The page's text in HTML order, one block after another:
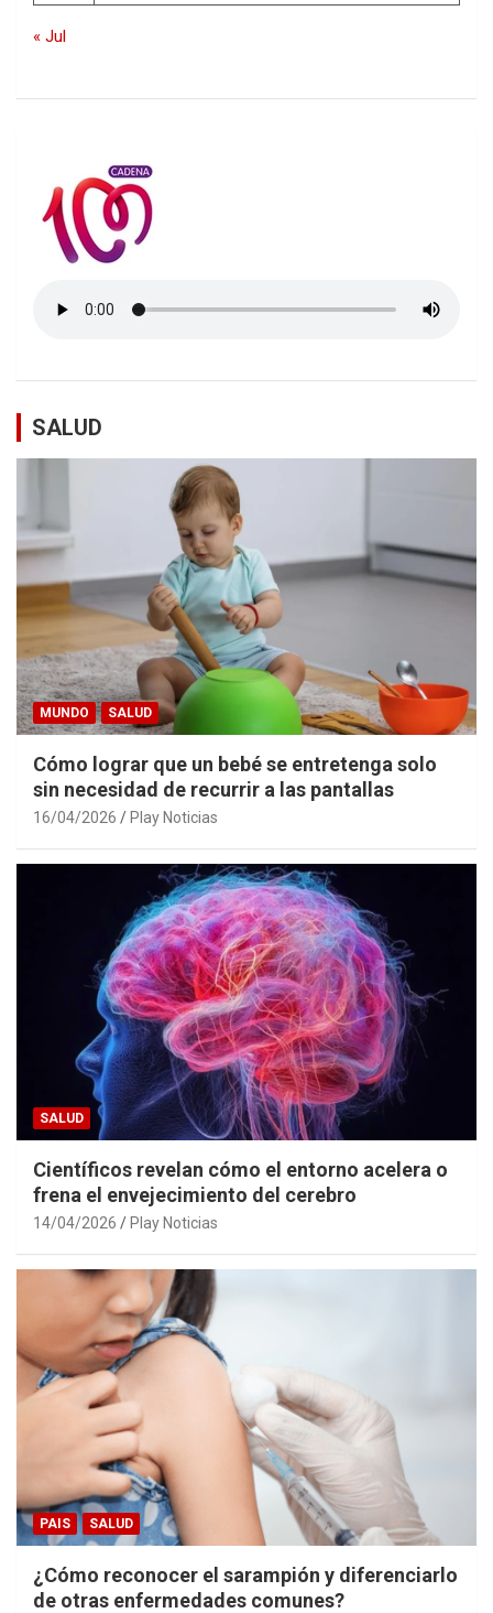
« Jul
SALUD
MUNDO SALUD
Cómo lograr que un bebé se entretenga solo
sin necesidad de recurrir a las pantallas
16/04/2026 Play Noticias
SALUD
Científicos revelan cómo el entorno acelera o
frena el envejecimiento del cerebro
14/04/2026 Play Noticias
PAIS SALUD
¿Cómo reconocer el sarampión y diferenciarlo
de otras enfermedades comunes?